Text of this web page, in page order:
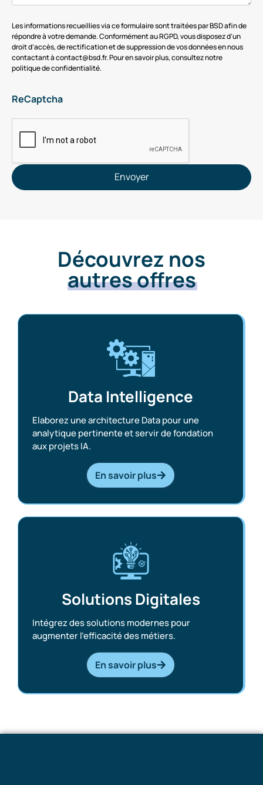
Les informations recueillies via ce formulaire sont traitées par BSD afin de
répondre à votre demande. Conformément au RGPD, vous disposez d’un
droit d’accès, de rectification et de suppression de vos données en nous
contactant à contact@bsd.fr. Pour en savoir plus, consultez notre
politique de confidentialité.
ReCaptcha
Envoyer
Découvrez nos
autres offres
Data Intelligence
Elaborez une architecture Data pour une
analytique pertinente et servir de fondation
aux projets IA. ​
En savoir plus
Solutions Digitales
Intégrez des solutions modernes pour
augmenter l’efficacité des métiers. ​
En savoir plus